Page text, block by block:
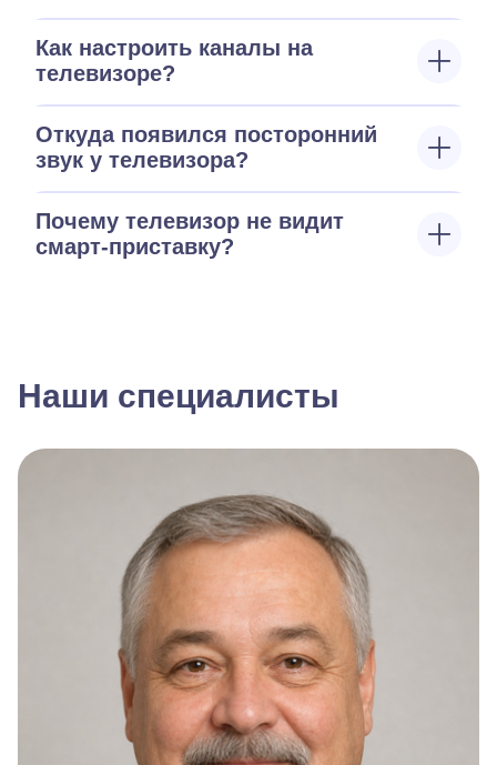
Как настроить каналы на
телевизоре?
Откуда появился посторонний
звук у телевизора?
Почему телевизор не видит
смарт-приставку?
Наши специалисты